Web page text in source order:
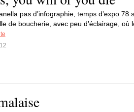
pas d’infographie, temps d’expo 78
de boucherie, avec peu d’éclairage, où